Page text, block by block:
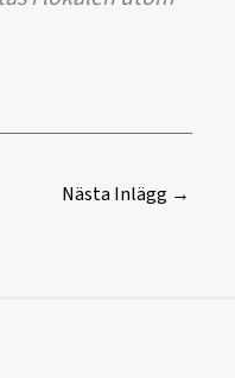
Nästa Inlägg →